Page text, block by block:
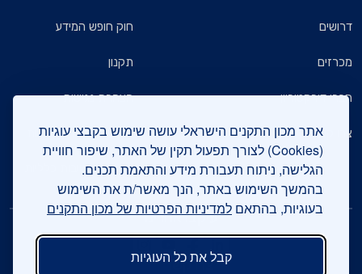
אתר מכון התקנים הישראלי עושה שימוש בקבצי עוגיות
(Cookies) לצורך תפעול תקין של האתר, שיפור חוויית
הגלישה, ניתוח תעבורת מידע והתאמת תכנים.
בהמשך השימוש באתר, הנך מאשר/ת את השימוש
בעוגיות, בהתאם למדיניות הפרטיות של מכון התקנים
קבל את כל העוגיות
דרושים
מכרזים
חברי דירקטוריון
צרו קשר
חוק חופש המידע
תקנון
הצהרת נגישות
מדיניות הגנת הפרטיות
שאלות ותשובות כלליות
עיקבו אחרינו
צרו קשר